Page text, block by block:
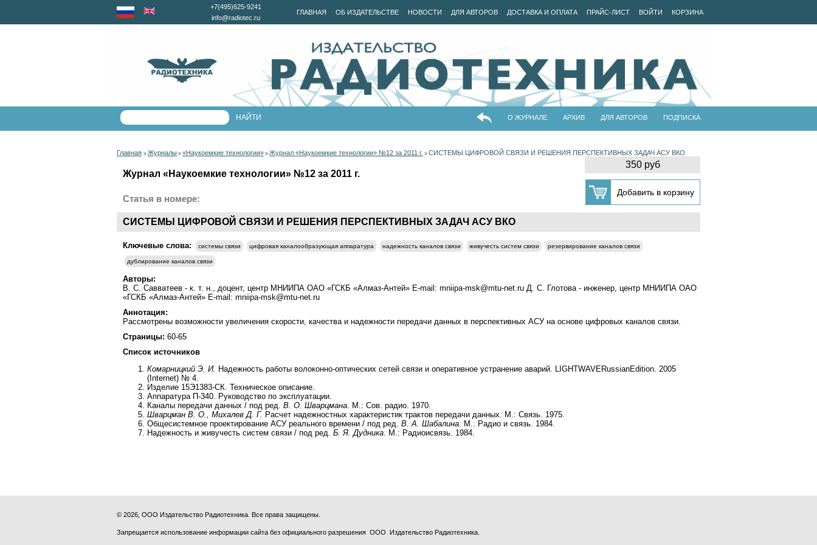
ГЛАВНАЯ ОБ ИЗДАТЕЛЬСТВЕ НОВОСТИ ДЛЯ АВТОРОВ ДОСТАВКА И ОПЛАТА ПРАЙС-ЛИСТ ВОЙТИ КОРЗИНА
+7(495)625-9241
info@radiotec.ru
О ЖУРНАЛЕ АРХИВ ДЛЯ АВТОРОВ ПОДПИСКА
Главная > Журналы > «Наукоемкие технологии» > Журнал «Наукоемкие технологии» №12 за 2011 г. > СИСТЕМЫ ЦИФРОВОЙ СВЯЗИ И РЕШЕНИЯ ПЕРСПЕКТИВНЫХ ЗАДАЧ АСУ ВКО
350 руб
Журнал «Наукоемкие технологии» №12 за 2011 г.
Статья в номере:
СИСТЕМЫ ЦИФРОВОЙ СВЯЗИ И РЕШЕНИЯ ПЕРСПЕКТИВНЫХ ЗАДАЧ АСУ ВКО
Ключевые слова: системы связи цифровая каналообразующая аппаратура надежность каналов связи живучесть систем связи резервирование каналов связи
дублирование каналов связи
Авторы:
В. С. Савватеев - к. т. н., доцент, центр МНИИПА ОАО «ГСКБ «Алмаз-Антей» E-mail: mniipa-msk@mtu-net.ru Д. С. Глотова - инженер, центр МНИИПА ОАО
«ГСКБ «Алмаз-Антей» E-mail: mniipa-msk@mtu-net.ru
Аннотация:
Рассмотрены возможности увеличения скорости, качества и надежности передачи данных в перспективных АСУ на основе цифровых каналов связи.
Страницы: 60-65
Список источников
Комарницкий Э. И. Надежность работы волоконно-оптических сетей связи и оперативное устранение аварий. LIGHTWAVERussianEdition. 2005
(Internet) № 4.
Изделие 15Э1383-СК. Техническое описание.
Аппаратура П-340. Руководство по эксплуатации.
Каналы передачи данных / под ред. В. О. Шварцмана. М.: Сов. радио. 1970.
Шварцман В. О., Михалев Д. Г. Расчет надежностных характеристик трактов передачи данных. М.: Связь. 1975.
Общесистемное проектирование АСУ реального времени / под ред. В. А. Шабалина. М.: Радио и связь. 1984.
Надежность и живучесть систем связи / под ред. Б.Я.Дудника. М.: Радиоисвязь. 1984.
© 2026, ООО Издательство Радиотехника. Все права защищены.
Запрещается использование информации сайта без официального разрешения ООО Издательство Радиотехника.